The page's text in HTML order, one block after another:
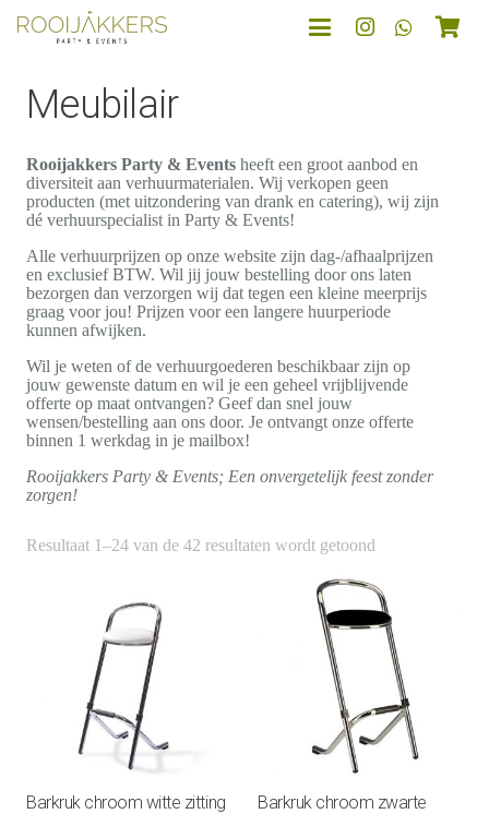
Meubilair
Rooijakkers Party & Events heeft een groot aanbod en
diversiteit aan verhuurmaterialen. Wij verkopen geen
producten (met uitzondering van drank en catering), wij zijn
dé verhuurspecialist in Party & Events!
Alle verhuurprijzen op onze website zijn dag-/afhaalprijzen
en exclusief BTW. Wil jij jouw bestelling door ons laten
bezorgen dan verzorgen wij dat tegen een kleine meerprijs
graag voor jou! Prijzen voor een langere huurperiode
kunnen afwijken.
Wil je weten of de verhuurgoederen beschikbaar zijn op
jouw gewenste datum en wil je een geheel vrijblijvende
offerte op maat ontvangen? Geef dan snel jouw
wensen/bestelling aan ons door. Je ontvangt onze offerte
binnen 1 werkdag in je mailbox!
Rooijakkers Party & Events; Een onvergetelijk feest zonder
zorgen!
Resultaat 1–24 van de 42 resultaten wordt getoond
Barkruk chroom witte zitting
Barkruk chroom zwarte